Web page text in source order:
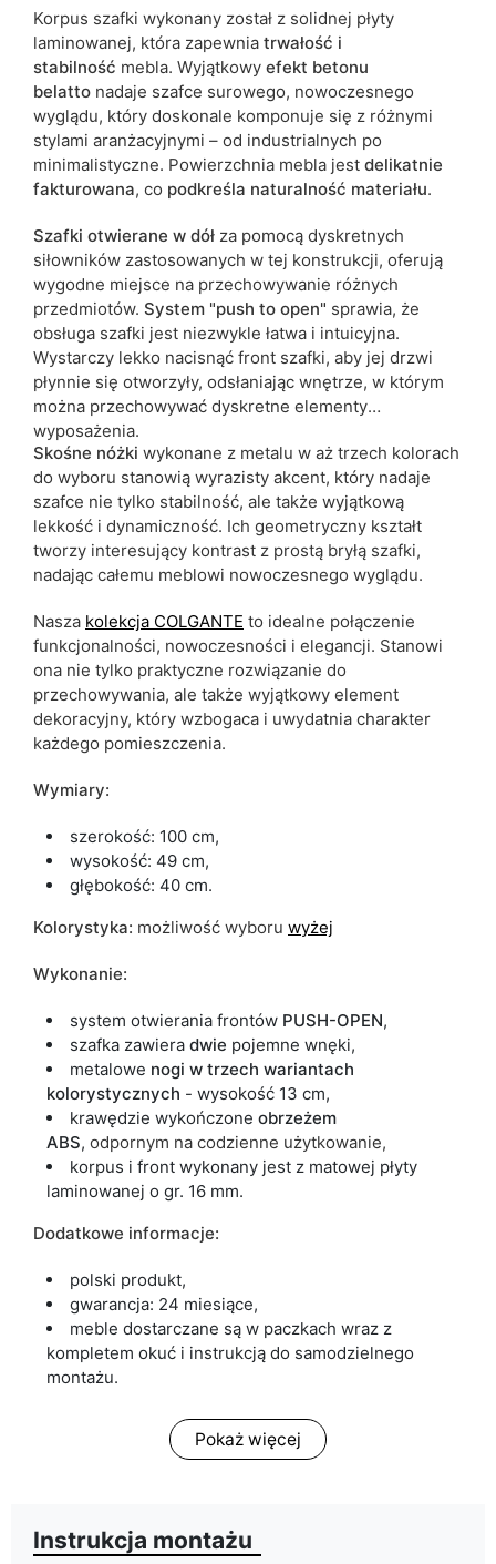
Korpus szafki wykonany został z solidnej płyty
laminowanej, która zapewnia trwałość i
stabilność mebla. Wyjątkowy efekt betonu
belatto nadaje szafce surowego, nowoczesnego
wyglądu, który doskonale komponuje się z różnymi
stylami aranżacyjnymi – od industrialnych po
minimalistyczne. Powierzchnia mebla jest delikatnie
fakturowana, co podkreśla naturalność materiału.
Szafki otwierane w dół za pomocą dyskretnych
siłowników zastosowanych w tej konstrukcji, oferują
wygodne miejsce na przechowywanie różnych
przedmiotów. System "push to open" sprawia, że
obsługa szafki jest niezwykle łatwa i intuicyjna.
Wystarczy lekko nacisnąć front szafki, aby jej drzwi
płynnie się otworzyły, odsłaniając wnętrze, w którym
można przechowywać dyskretne elementy
wyposażenia.
Skośne nóżki wykonane z metalu w aż trzech kolorach
do wyboru stanowią wyrazisty akcent, który nadaje
szafce nie tylko stabilność, ale także wyjątkową
lekkość i dynamiczność. Ich geometryczny kształt
tworzy interesujący kontrast z prostą bryłą szafki,
nadając całemu meblowi nowoczesnego wyglądu.
Nasza kolekcja COLGANTE to idealne połączenie
funkcjonalności, nowoczesności i elegancji. Stanowi
ona nie tylko praktyczne rozwiązanie do
przechowywania, ale także wyjątkowy element
dekoracyjny, który wzbogaca i uwydatnia charakter
każdego pomieszczenia.
Wymiary:
szerokość: 100 cm,
wysokość: 49 cm,
głębokość: 40 cm.
Kolorystyka: możliwość wyboru wyżej
Wykonanie:
system otwierania frontów PUSH-OPEN,
szafka zawiera dwie pojemne wnęki,
metalowe nogi w trzech wariantach
kolorystycznych - wysokość 13 cm,
krawędzie wykończone obrzeżem
ABS, odpornym na codzienne użytkowanie,
korpus i front wykonany jest z matowej płyty
laminowanej o gr. 16 mm.
Dodatkowe informacje:
polski produkt,
gwarancja: 24 miesiące,
meble dostarczane są w paczkach wraz z
kompletem okuć i instrukcją do samodzielnego
montażu.
Pokaż więcej
Instrukcja montażu